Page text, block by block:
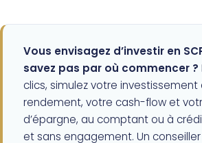
Vous envisagez d’investir en
savez pas par où commencer ?
clics, simulez votre
rendement, votre cash-flow et
d’épargne, au comptant ou à
et sans engagement. Un